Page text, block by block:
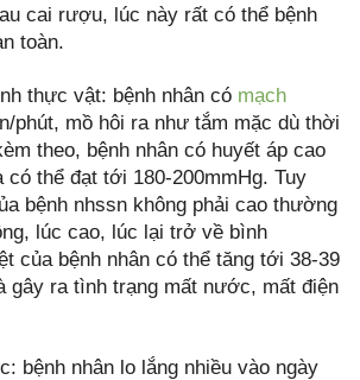
cai rượu, lúc này rất có thể bệnh
toàn.
thực vật: bệnh nhân có mạch
phút, mồ hôi ra như tắm mặc dù thời
theo, bệnh nhân có huyết áp cao
có thể đạt tới 180-200mmHg. Tuy
bệnh nhssn không phải cao thường
lúc cao, lúc lại trở về bình
của bệnh nhân có thể tăng tới 38-39
gây ra tình trạng mất nước, mất điện
bệnh nhân lo lắng nhiều vào ngày